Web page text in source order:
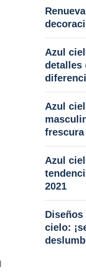
Azul
detalles
Azul
frescura
Azul
2021
Diseños
cielo: